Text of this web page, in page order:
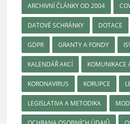
ARCHIVNÍ ČLÁNKY OD 2004
DATOVÉ SCHRÁNKY DOTACE
GDPR GRANTY A FONDY
KALENDÁŘ AKCÍ KOMUNIKACE
KORONAVIRUS KORUPCE
LEGISLATIVA A METODIKA